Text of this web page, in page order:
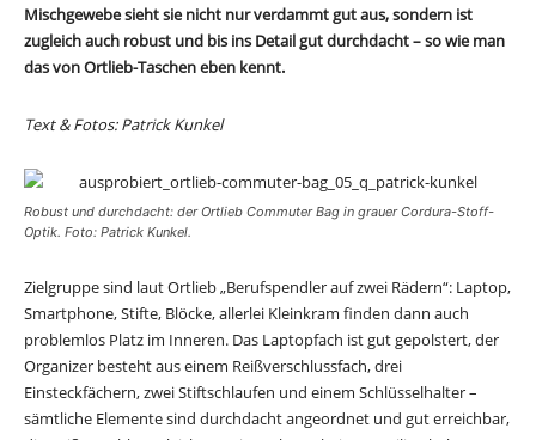
Mischgewebe sieht sie nicht nur verdammt gut aus, sondern ist
zugleich auch robust und bis ins Detail gut durchdacht – so wie man
das von Ortlieb-Taschen eben kennt.
Text & Fotos: Patrick Kunkel
Robust und durchdacht: der Ortlieb Commuter Bag in grauer Cordura-Stoff-
Optik. Foto: Patrick Kunkel.
Zielgruppe sind laut Ortlieb „Berufspendler auf zwei Rädern“: Laptop,
Smartphone, Stifte, Blöcke, allerlei Kleinkram finden dann auch
problemlos Platz im Inneren. Das Laptopfach ist gut gepolstert, der
Organizer besteht aus einem Reißverschlussfach, drei
Einsteckfächern, zwei Stiftschlaufen und einem Schlüsselhalter –
sämtliche Elemente sind durchdacht angeordnet und gut erreichbar,